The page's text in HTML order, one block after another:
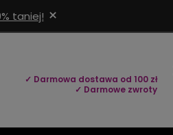
taniej! ×
✓ Darmowa dostawa od 100 zł
✓ Darmowe zwroty